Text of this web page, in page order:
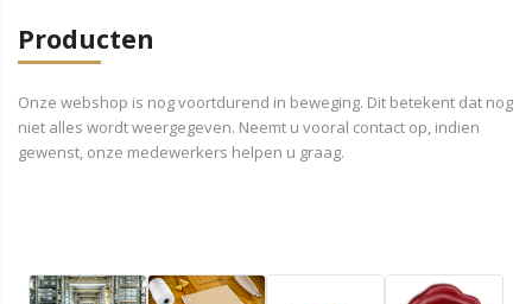
Producten
Onze webshop is nog voortdurend in beweging. Dit betekent dat nog
niet alles wordt weergegeven. Neemt u vooral contact op, indien
gewenst, onze medewerkers helpen u graag.